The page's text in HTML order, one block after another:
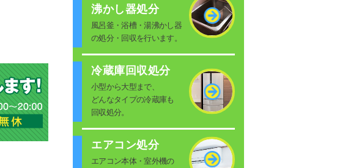
沸かし器処分
風呂釜・浴槽・湯沸かし器
の処分・回収を行います。
冷蔵庫回収処分
小型から大型まで、
どんなタイプの冷蔵庫も
回収処分。
エアコン処分
エアコン本体・室外機の